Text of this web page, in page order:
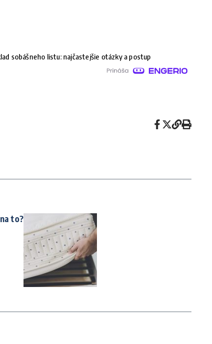
sobášneho listu: najčastejšie otázky a postup
to?